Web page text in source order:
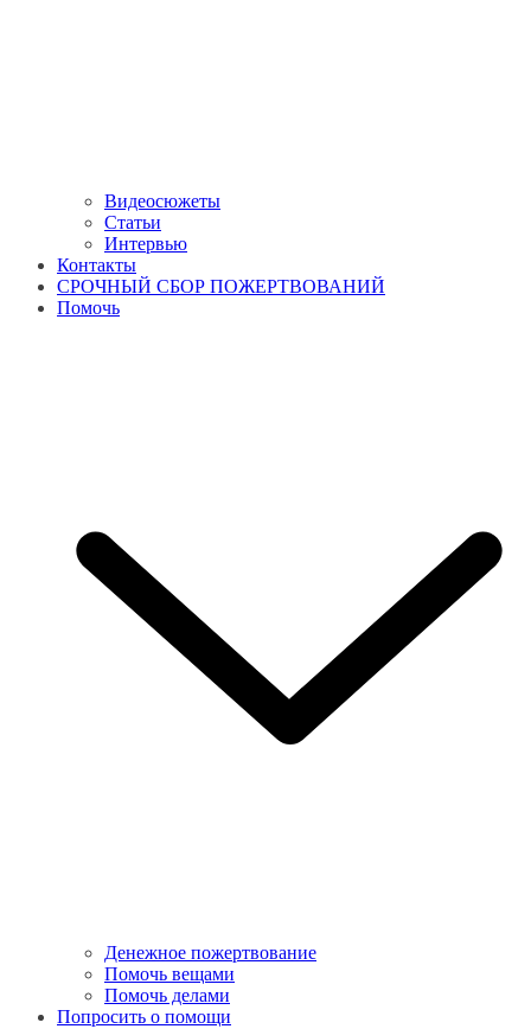
Видеосюжеты
Статьи
Интервью
Контакты
СРОЧНЫЙ СБОР ПОЖЕРТВОВАНИЙ
Помочь
Денежное пожертвование
Помочь вещами
Помочь делами
Попросить о помощи